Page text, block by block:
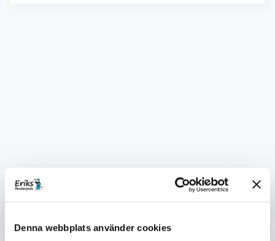
Denna webbplats använder cookies